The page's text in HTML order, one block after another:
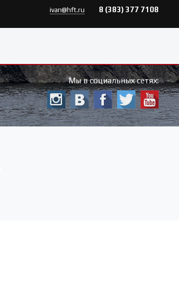
ivan@hft.ru 8 (383) 377 7108
Мы в социальных сетях: